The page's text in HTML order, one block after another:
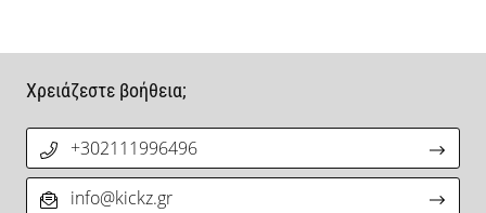
Χρειάζεστε βοήθεια;
+302111996496
info@kickz.gr